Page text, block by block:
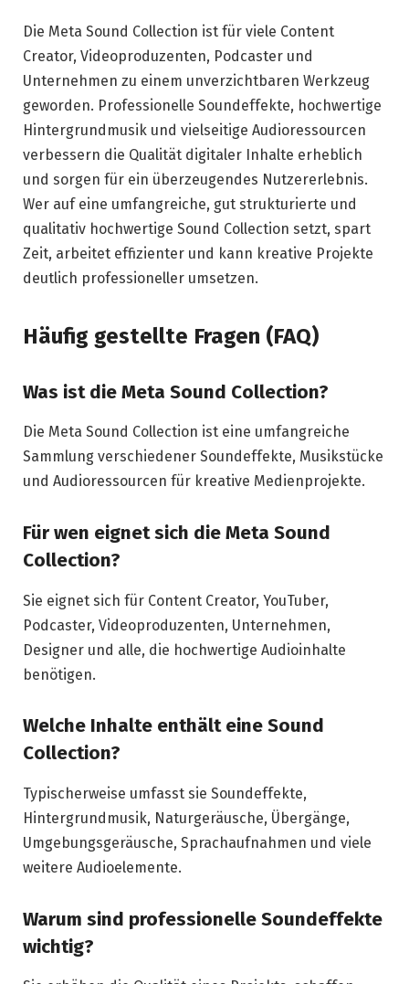
Die Meta Sound Collection ist für viele Content
Creator, Videoproduzenten, Podcaster und
Unternehmen zu einem unverzichtbaren Werkzeug
geworden. Professionelle Soundeffekte, hochwertige
Hintergrundmusik und vielseitige Audioressourcen
verbessern die Qualität digitaler Inhalte erheblich
und sorgen für ein überzeugendes Nutzererlebnis.
Wer auf eine umfangreiche, gut strukturierte und
qualitativ hochwertige Sound Collection setzt, spart
Zeit, arbeitet effizienter und kann kreative Projekte
deutlich professioneller umsetzen.
Häufig gestellte Fragen (FAQ)
Was ist die Meta Sound Collection?
Die Meta Sound Collection ist eine umfangreiche
Sammlung verschiedener Soundeffekte, Musikstücke
und Audioressourcen für kreative Medienprojekte.
Für wen eignet sich die Meta Sound
Collection?
Sie eignet sich für Content Creator, YouTuber,
Podcaster, Videoproduzenten, Unternehmen,
Designer und alle, die hochwertige Audioinhalte
benötigen.
Welche Inhalte enthält eine Sound
Collection?
Typischerweise umfasst sie Soundeffekte,
Hintergrundmusik, Naturgeräusche, Übergänge,
Umgebungsgeräusche, Sprachaufnahmen und viele
weitere Audioelemente.
Warum sind professionelle Soundeffekte
wichtig?